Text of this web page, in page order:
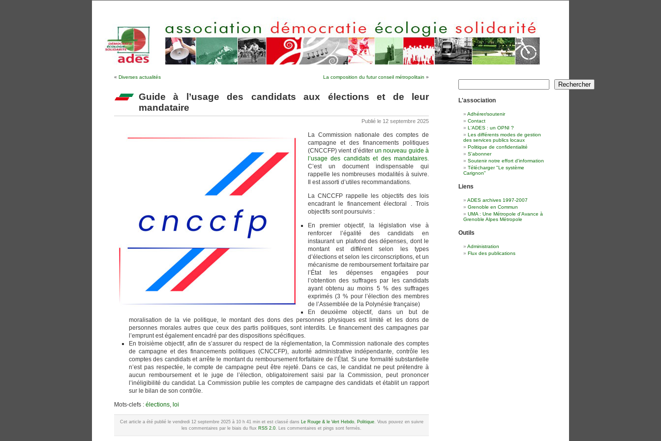
« Diverses actualités La composition du futur conseil métropolitain »
Guide à l’usage des candidats aux élections et de leur
mandataire
Publié le 12 septembre 2025
La Commission nationale des comptes de
campagne et des financements politiques
(CNCCFP) vient d’éditer un nouveau guide à
l’usage des candidats et des mandataires.
C’est un document indispensable qui
rappelle les nombreuses modalités à suivre.
Il est assorti d’utiles recommandations.
La CNCCFP rappelle les objectifs des lois
encadrant le financement électoral . Trois
objectifs sont poursuivis :
En premier objectif, la législation vise à
renforcer l’égalité des candidats en
instaurant un plafond des dépenses, dont le
montant est différent selon les types
d’élections et selon les circonscriptions, et un
mécanisme de remboursement forfaitaire par
l’État les dépenses engagées pour
l’obtention des suffrages par les candidats
ayant obtenu au moins 5 % des suffrages
exprimés (3 % pour l’élection des membres
de l’Assemblée de la Polynésie française)
En deuxième objectif, dans un but de
moralisation de la vie politique, le montant des dons des personnes physiques est limité et les dons de
personnes morales autres que ceux des partis politiques, sont interdits. Le financement des campagnes par
l’emprunt est également encadré par des dispositions spécifiques.
En troisième objectif, afin de s’assurer du respect de la réglementation, la Commission nationale des comptes
de campagne et des financements politiques (CNCCFP), autorité administrative indépendante, contrôle les
comptes des candidats et arrête le montant du remboursement forfaitaire de l’État. Si une formalité substantielle
n’est pas respectée, le compte de campagne peut être rejeté. Dans ce cas, le candidat ne peut prétendre à
aucun remboursement et le juge de l’élection, obligatoirement saisi par la Commission, peut prononcer
l’inéligibilité du candidat. La Commission publie les comptes de campagne des candidats et établit un rapport
sur le bilan de son contrôle.
Mots-clefs : élections, loi
Cet article a été publié le vendredi 12 septembre 2025 à 10 h 41 min et est classé dans Le Rouge & le Vert Hebdo, Politique. Vous pouvez en suivre
les commentaires par le biais du flux RSS 2.0. Les commentaires et pings sont fermés.
Rechercher Rechercher
L'association
Adhérer/soutenir
Contact
L'ADES : un OPNI ?
Les différents modes de gestion
des services publics locaux
Politique de confidentialité
S'abonner
Soutenir notre effort d'information
Télécharger "Le système
Carignon"
Liens
ADES archives 1997-2007
Grenoble en Commun
UMA : Une Métropole d'Avance à
Grenoble Alpes Métropole
Outils
Administration
Flux des publications